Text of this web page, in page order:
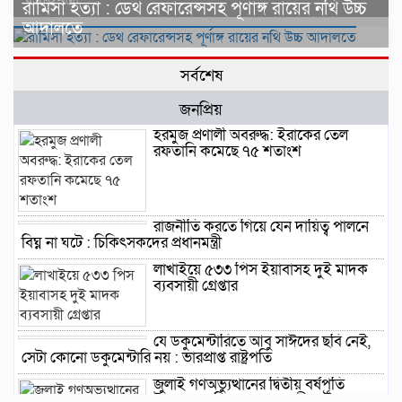
রামিসা হত্যা : ডেথ রেফারেন্সসহ পূর্ণাঙ্গ রায়ের নথি উচ্চ
আদালতে
সর্বশেষ
জনপ্রিয়
হরমুজ প্রণালী অবরুদ্ধ: ইরাকের তেল
রফতানি কমেছে ৭৫ শতাংশ
রাজনীতি করতে গিয়ে যেন দায়িত্ব পালনে
বিঘ্ন না ঘটে : চিকিৎসকদের প্রধানমন্ত্রী
লাখাইয়ে ৫৩৩ পিস ইয়াবাসহ দুই মাদক
ব্যবসায়ী গ্রেপ্তার
যে ডকুমেন্টারিতে আবু সাঈদের ছবি নেই,
সেটা কোনো ডকুমেন্টারি নয় : ভারপ্রাপ্ত রাষ্ট্রপতি
জুলাই গণঅভ্যুত্থানের দ্বিতীয় বর্ষপূর্তি